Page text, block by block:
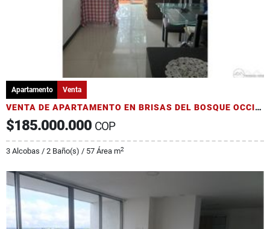
Apartamento Venta
VENTA DE APARTAMENTO EN BRISAS DEL BOSQUE OCCIDENTE DE ARMENIA
$185.000.000 COP
3 Alcobas / 2 Baño(s) / 57 Área m2